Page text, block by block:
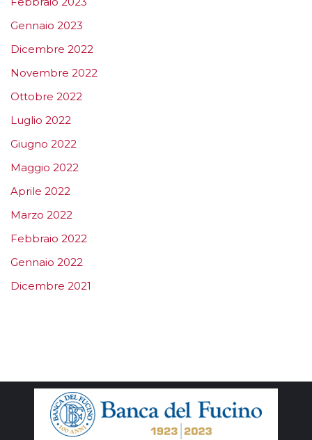
Gennaio 2023
Dicembre 2022
Novembre 2022
Ottobre 2022
Luglio 2022
Giugno 2022
Maggio 2022
Aprile 2022
Marzo 2022
Febbraio 2022
Gennaio 2022
Dicembre 2021